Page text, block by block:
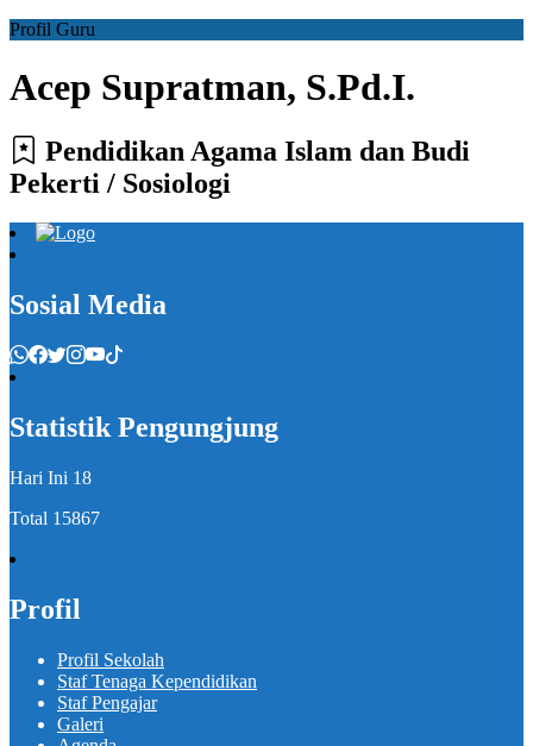
Profil Guru
Acep Supratman, S.Pd.I.
Pendidikan Agama Islam dan Budi
Pekerti / Sosiologi
Sosial Media
Statistik Pengungjung
Hari Ini 18
Total 15867
Profil
Profil Sekolah
Staf Tenaga Kependidikan
Staf Pengajar
Galeri